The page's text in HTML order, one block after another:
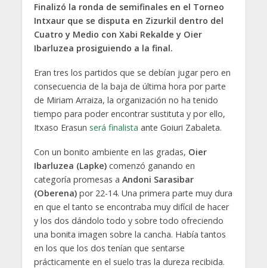
Finalizó la ronda de semifinales en el Torneo
Intxaur que se disputa en Zizurkil dentro del
Cuatro y Medio con Xabi Rekalde y Oier
Ibarluzea prosiguiendo a la final.
Eran tres los partidos que se debían jugar pero en
consecuencia de la baja de última hora por parte
de Miriam Arraiza, la organización no ha tenido
tiempo para poder encontrar sustituta y por ello,
Itxaso Erasun será finalista ante Goiuri Zabaleta.
Con un bonito ambiente en las gradas, Oier
Ibarluzea (Lapke)comenzó ganando en
categoría promesas a Andoni Sarasibar
(Oberena)por 22-14. Una primera parte muy dura
en que el tanto se encontraba muy difícil de hacer
y los dos dándolo todo y sobre todo ofreciendo
una bonita imagen sobre la cancha. Había tantos
en los que los dos tenían que sentarse
prácticamente en el suelo tras la dureza recibida.